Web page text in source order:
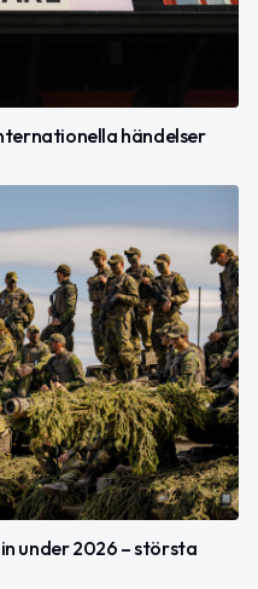
händelser
under 2026 – största